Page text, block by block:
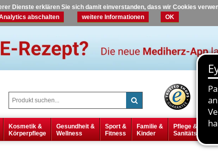
Dienste erklären Sie sich damit einverstanden, dass wir Cookies
abschalten
weitere Informationen OK
Kosmetik &
Körperpflege
Gesundheit &
Wellness
Sport &
Fitness
Familie &
Kinder
Pflege &
Sanitätsbedarf